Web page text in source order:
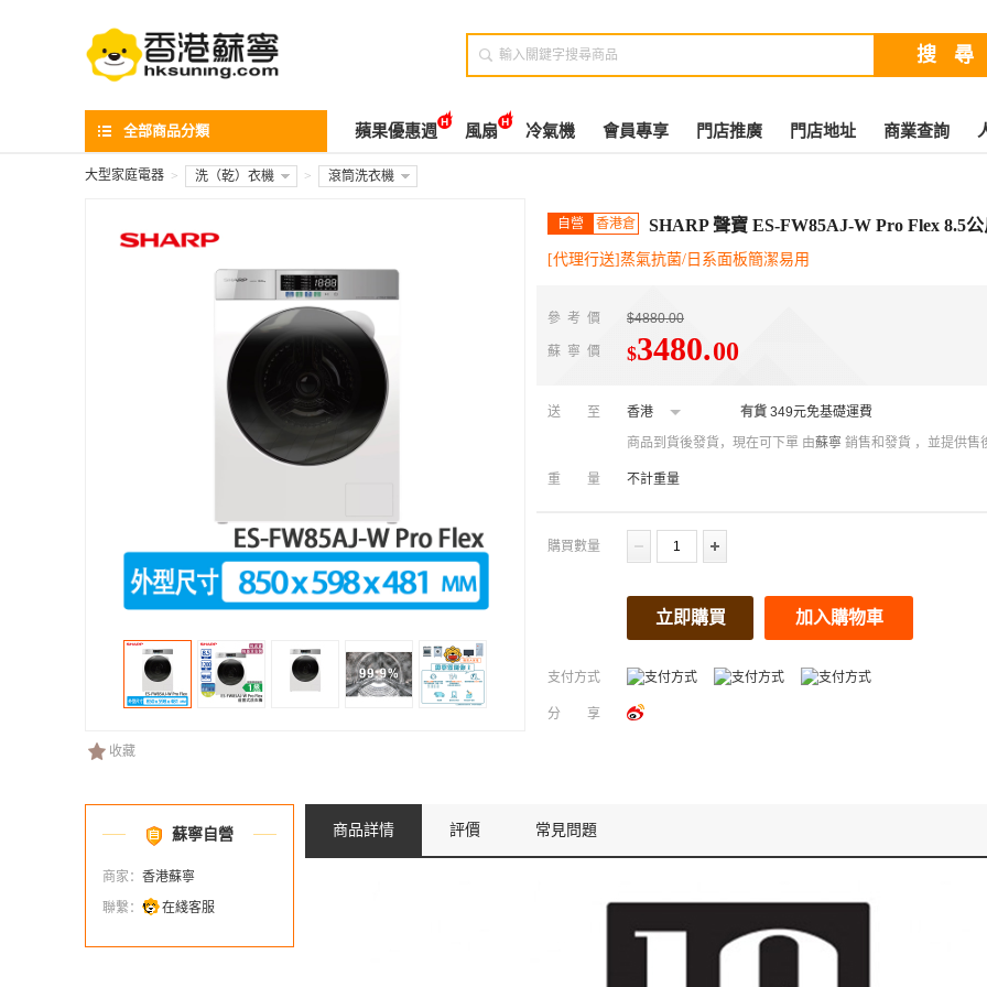

全部商品分類 蘋果優惠週 風扇 冷氣機 會員專享 門店推廣 門店地址 商業查詢
大型家庭電器 > 洗（乾）衣機 > 滾筒洗衣機
收藏
自營 香港倉 SHARP 聲寶 ES-FW85AJ-W Pro Flex 8.5
[代理行送]蒸氣抗菌/日系面板簡潔易用
參考價 $4880.00
蘇寧價 $3480.00
送至 香港 有貨 349元免基礎運費
商品到貨後發貨，現在可下單 由蘇寧 銷售和發貨 ，並提供售
重量 不計重量
購買數量
立即購買 加入購物車
支付方式
分享
蘇寧自營
商家： 香港蘇寧
聯繫：
在綫客服
商品詳情 評價 常見問題